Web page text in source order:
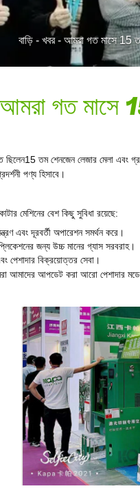
বাড়ি- খবর- আমরা গত মাসে 15
আমরা গত মাসে
ছিলেন15 তম শেনজেন লেজার মেলা এবং
পণ্য হিসাবে।
মেশিনের বেশ কিছু সুবিধা রয়েছে:
এবং দূরবর্তী অপারেশন সমর্থন করে।
জন্য উচ্চ মানের গ্যাস সরবরাহ।
পেশাদার বিক্রয়োত্তর সেবা।
আমাদের আপডেট করা আরো পেশাদার